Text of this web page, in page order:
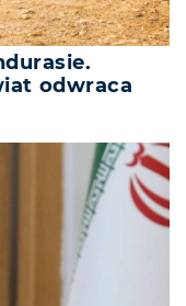
odwraca